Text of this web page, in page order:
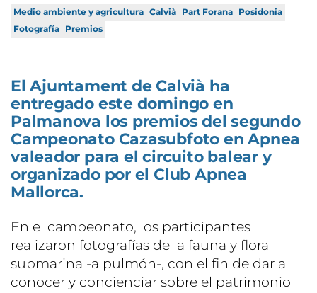
Medio ambiente y agricultura Calvià Part Forana Posidonia
Fotografía Premios
El Ajuntament de Calvià ha
entregado este domingo en
Palmanova los premios del segundo
Campeonato Cazasubfoto en Apnea
valeador para el circuito balear y
organizado por el Club Apnea
Mallorca.
En el campeonato, los participantes
realizaron fotografías de la fauna y flora
submarina -a pulmón-, con el fin de dar a
conocer y concienciar sobre el patrimonio